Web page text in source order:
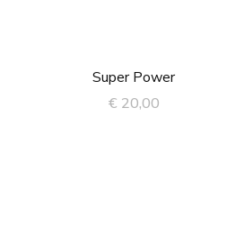
Super Power
€ 20,00